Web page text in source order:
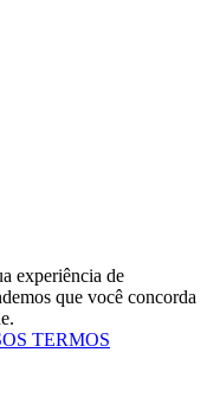
experiência de
que você concorda
TERMOS